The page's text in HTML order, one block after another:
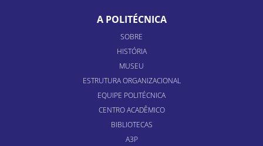
A POLITÉCNICA
SOBRE
HISTÓRIA
MUSEU
ESTRUTURA ORGANIZACIONAL
EQUIPE POLITÉCNICA
CENTRO ACADÊMICO
BIBLIOTECAS
A3P